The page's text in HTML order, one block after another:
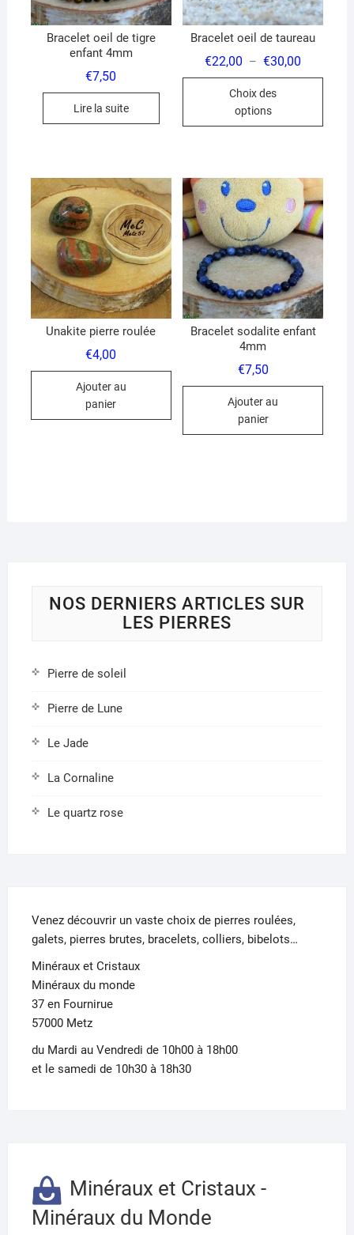
Bracelet oeil de tigre
enfant 4mm
€7,50
Lire la suite
Bracelet oeil de taureau
€22,00 – €30,00
Choix des
options
Ce
Les
être
la
page
Unakite pierre roulée
€4,00
Ajouter au
panier
Bracelet sodalite enfant
4mm
€7,50
Ajouter au
panier
NOS DERNIERS ARTICLES SUR
LES PIERRES
Pierre de soleil
Pierre de Lune
Le Jade
La Cornaline
Le quartz rose
Venez découvrir un vaste choix de pierres roulées,
galets, pierres brutes, bracelets, colliers, bibelots…
Minéraux et Cristaux
Minéraux du monde
37 en Fournirue
57000 Metz
du Mardi au Vendredi de 10h00 à 18h00
et le samedi de 10h30 à 18h30
Minéraux et Cristaux -
Minéraux du Monde